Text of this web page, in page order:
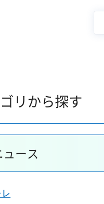
リから探す
ース